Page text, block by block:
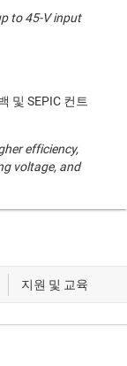
to 45-V input
및 SEPIC 컨트
efficiency,
voltage, and